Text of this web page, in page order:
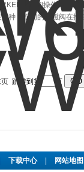
电磁阀操作方法
种，不同的电磁阀在
跳转到第 页
下载中心 网站地图